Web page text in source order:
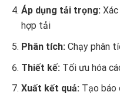
Áp dụng tải trọng:Xác
hợp tải
Phân tích:Chạy phân
Thiết kế: Tối ưu hóa
Xuất kết quả:Tạo báo